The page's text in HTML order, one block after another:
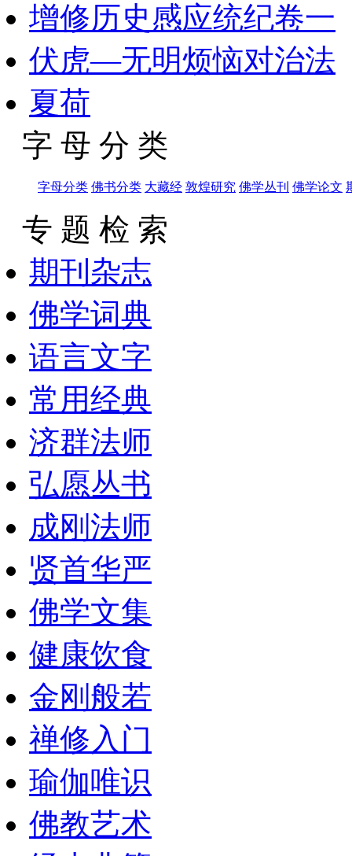
增修历史感应统纪卷一
伏虎—无明烦恼对治法
夏荷
字 母 分 类
字母分类 佛书分类 大藏经 敦煌研究 佛学丛刊 佛学论文
专 题 检 索
期刊杂志
佛学词典
语言文字
常用经典
济群法师
弘愿丛书
成刚法师
贤首华严
佛学文集
健康饮食
金刚般若
禅修入门
瑜伽唯识
佛教艺术